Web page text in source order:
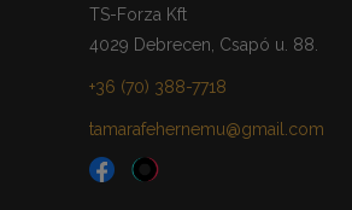
TS-Forza Kft
4029 Debrecen, Csapó u. 88.
+36 (70) 388-7718
tamarafehernemu@gmail.com